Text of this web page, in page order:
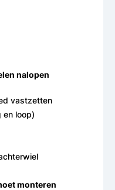
nalopen
vastzetten
en loop)
monteren